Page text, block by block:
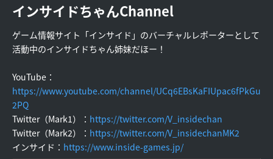
インサイドちゃんChannel
ゲーム情報サイト「インサイド」のバーチャルレポーターとして
活動中のインサイドちゃん姉妹だほー！
YouTube：
https://www.youtube.com/channel/UCq6EBsKaFIUpac6fPkGu
2PQ
Twitter（Mark1）： https://twitter.com/V_insidechan
Twitter（Mark2）： https://twitter.com/V_insidechanMK2
インサイド： https://www.inside-games.jp/